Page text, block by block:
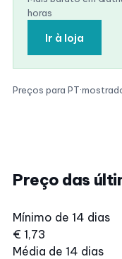
horas
Ir à loja
Preços para PT·
Preço das
Mínimo de 14 dias
€ 1,73
Média de 14 dias